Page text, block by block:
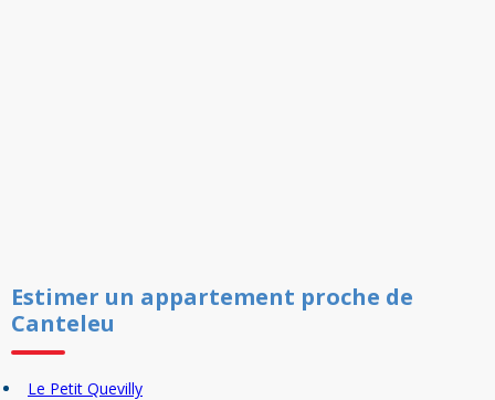
Estimer un appartement proche de
Canteleu
Le Petit Quevilly